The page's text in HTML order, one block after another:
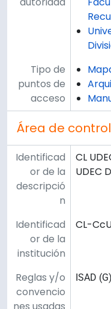
Tipo de
puntos de
acceso
Área de
Identificad
or de la
descripció
n
CL
UDEC
Identificad
or de la
institución
CL-
Reglas y/o
convencio
ISAD (G)